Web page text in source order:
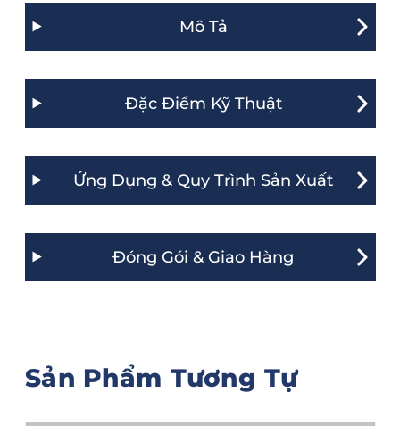
Mô Tả
Đặc Điểm Kỹ Thuật
Ứng Dụng & Quy Trình Sản Xuất
Đóng Gói & Giao Hàng
Sản Phẩm Tương Tự